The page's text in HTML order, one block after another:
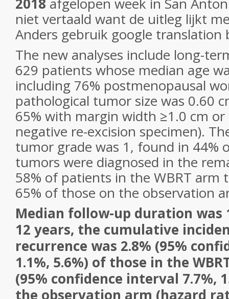
niet vertaald want de uitleg lijkt
Anders gebruik google translation
The new analyses include long-
629 patients whose median age
including 76% postmenopausal
pathological tumor size was 0.60
65% with margin width ≥1.0 cm
negative re-excision specimen).
tumor grade was 1, found in 44%
tumors were diagnosed in the
58% of patients in the WBRT arm
65% of those on the observation
Median follow-up duration was
12 years, the cumulative
recurrence was 2.8% (95%
1.1%, 5.6%) of those in the
(95% confidence interval 7.7%,
the observation arm (hazard